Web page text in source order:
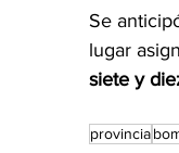
Se
lugar
siete y
provincia